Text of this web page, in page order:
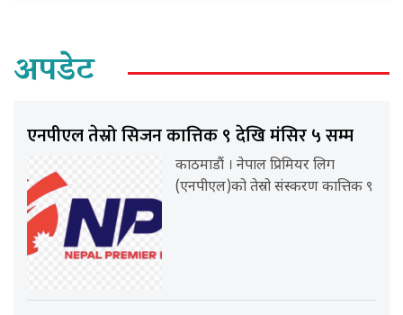
अपडेट
एनपीएल तेस्रो सिजन कात्तिक ९ देखि मंसिर ५ सम्म
काठमाडौं । नेपाल प्रिमियर लिग
(एनपीएल)को तेस्रो संस्करण कात्तिक ९